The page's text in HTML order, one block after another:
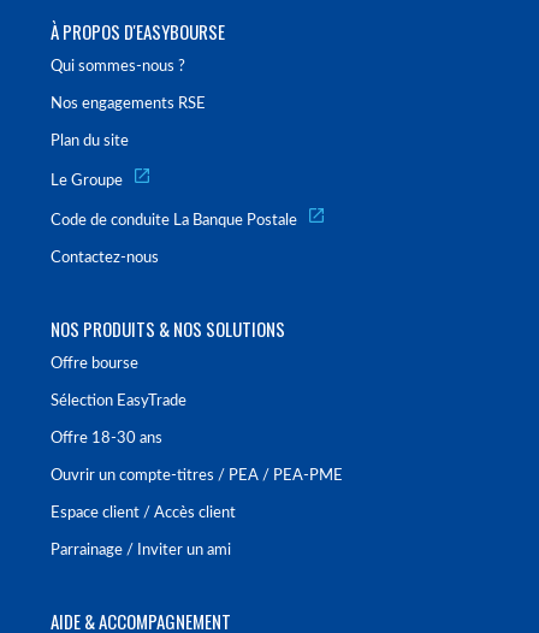
À PROPOS D'EASYBOURSE
Qui sommes-nous ?
Nos engagements RSE
Plan du site
Le Groupe
Code de conduite La Banque Postale
Contactez-nous
NOS PRODUITS & NOS SOLUTIONS
Offre bourse
Sélection EasyTrade
Offre 18-30 ans
Ouvrir un compte-titres / PEA / PEA-PME
Espace client / Accès client
Parrainage / Inviter un ami
AIDE & ACCOMPAGNEMENT